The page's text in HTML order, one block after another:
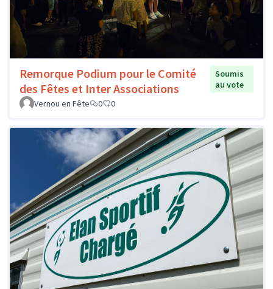
Remorque Podium pour le Comité
des Fêtes et Inter Associations
Soumis
au vote
Vernou en Fête
0 0